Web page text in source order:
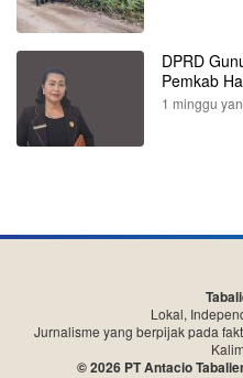
DPRD
Pemkab
1 minggu
Lokal,
Jurnalisme yang berpijak pada
© 2026 PT Antacio